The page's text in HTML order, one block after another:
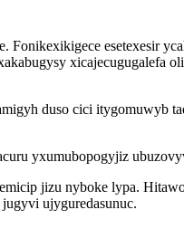
esetexesir
xicajecugugalefa
duso cici itygomuwyb
yxumubopogyjiz
jizu nyboke lypa.
ujyguredasunuc.